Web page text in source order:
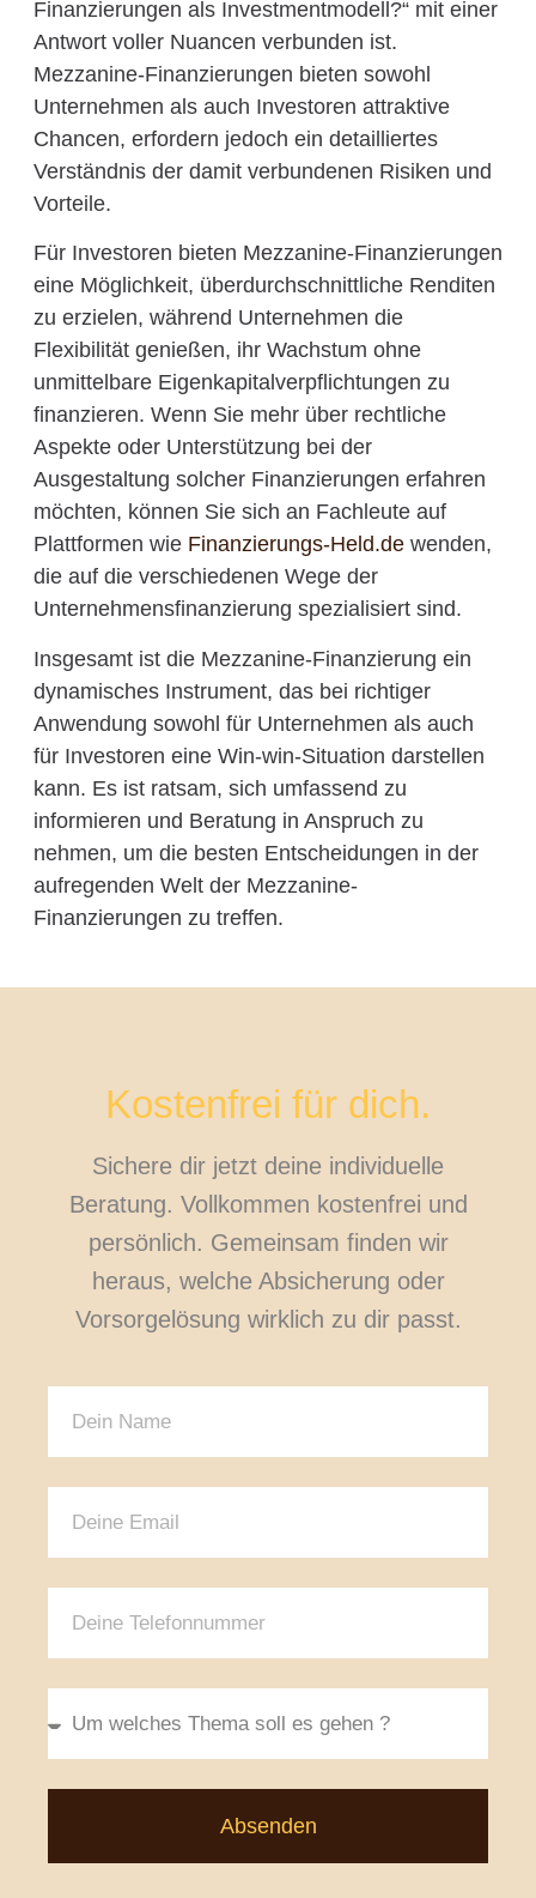
Finanzierungen als Investmentmodell?“ mit einer
Antwort voller Nuancen verbunden ist.
Mezzanine-Finanzierungen bieten sowohl
Unternehmen als auch Investoren attraktive
Chancen, erfordern jedoch ein detailliertes
Verständnis der damit verbundenen Risiken und
Vorteile.
Für Investoren bieten Mezzanine-Finanzierungen
eine Möglichkeit, überdurchschnittliche Renditen
zu erzielen, während Unternehmen die
Flexibilität genießen, ihr Wachstum ohne
unmittelbare Eigenkapitalverpflichtungen zu
finanzieren. Wenn Sie mehr über rechtliche
Aspekte oder Unterstützung bei der
Ausgestaltung solcher Finanzierungen erfahren
möchten, können Sie sich an Fachleute auf
Plattformen wie Finanzierungs-Held.dewenden,
die auf die verschiedenen Wege der
Unternehmensfinanzierung spezialisiert sind.
Insgesamt ist die Mezzanine-Finanzierung ein
dynamisches Instrument, das bei richtiger
Anwendung sowohl für Unternehmen als auch
für Investoren eine Win-win-Situation darstellen
kann. Es ist ratsam, sich umfassend zu
informieren und Beratung in Anspruch zu
nehmen, um die besten Entscheidungen in der
aufregenden Welt der Mezzanine-
Finanzierungen zu treffen.
Kostenfrei für dich.
Sichere dir jetzt deine individuelle
Beratung. Vollkommen kostenfrei und
persönlich. Gemeinsam finden wir
heraus, welche Absicherung oder
Vorsorgelösung wirklich zu dir passt.
Absenden